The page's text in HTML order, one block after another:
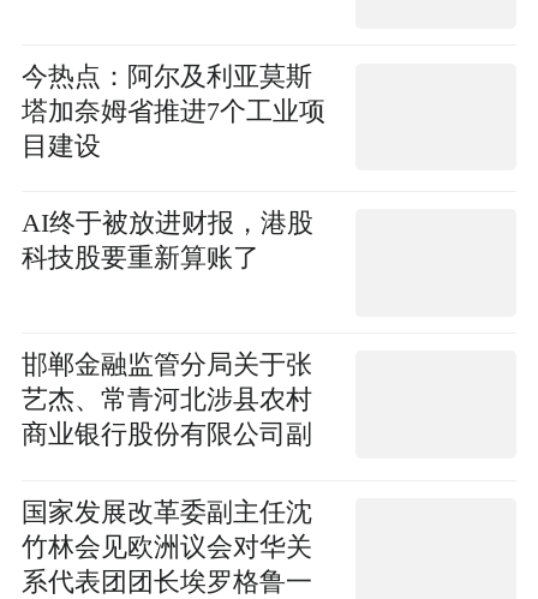
今热点：阿尔及利亚莫斯
塔加奈姆省推进7个工业项
目建设
AI终于被放进财报，港股
科技股要重新算账了
邯郸金融监管分局关于张
艺杰、常青河北涉县农村
商业银行股份有限公司副
国家发展改革委副主任沈
竹林会见欧洲议会对华关
系代表团团长埃罗格鲁一